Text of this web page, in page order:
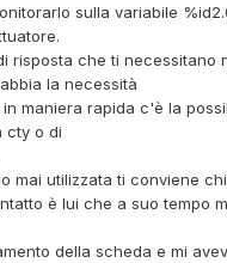
sulla variabile
risposta che ti necessitano
la necessità
maniera rapida c'è la
cty o di
mai utilizzata ti conviene
è lui che a suo tempo
della scheda e mi